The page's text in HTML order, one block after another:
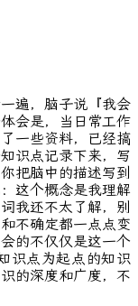
遍，脑子说『我会
会是，当日常工作
一些资料，已经搞
识点记录下来，写
把脑中的描述写到
这个概念是我理解
我还不太了解，别
不确定都一点点变
的不仅仅是这一个
识点为起点的知识
的深度和广度，不